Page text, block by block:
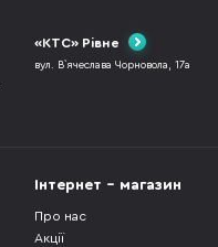
«КТС» Рівне
вул. В`ячеслава Чорновола, 17а
Інтернет - магазин
Про нас
Акції